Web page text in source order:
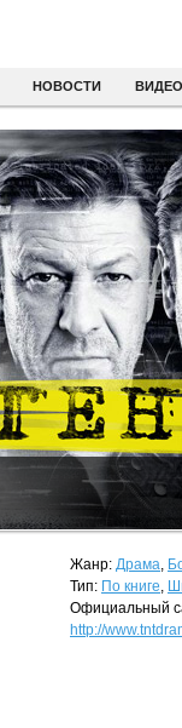
НОВОСТИ ВИДЕО
Жанр: Драма,
Тип: По книге,
Официальный
http://